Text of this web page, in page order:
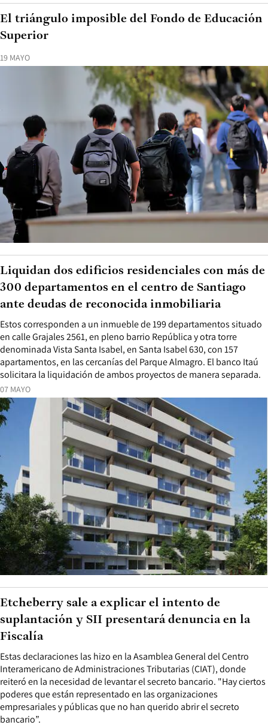
19 MAYO
El triángulo imposible del Fondo de Educación
Superior
07 MAYO
Estos corresponden a un inmueble de 199 departamentos situado
en calle Grajales 2561, en pleno barrio República y otra torre
denominada Vista Santa Isabel, en Santa Isabel 630, con 157
apartamentos, en las cercanías del Parque Almagro. El banco Itaú
solicitara la liquidación de ambos proyectos de manera separada.
Liquidan dos edificios residenciales con más de
300 departamentos en el centro de Santiago
ante deudas de reconocida inmobiliaria
Estas declaraciones las hizo en la Asamblea General del Centro
Interamericano de Administraciones Tributarias (CIAT), donde
reiteró en la necesidad de levantar el secreto bancario. "Hay ciertos
poderes que están representado en las organizaciones
empresariales y públicas que no han querido abrir el secreto
bancario”.
Etcheberry sale a explicar el intento de
suplantación y SII presentará denuncia en la
Fiscalía